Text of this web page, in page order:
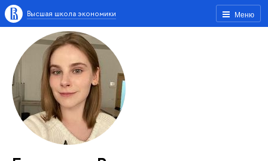
Меню
Высшая школа экономики